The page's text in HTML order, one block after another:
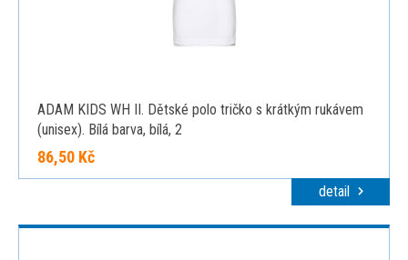
ADAM KIDS WH II. Dětské polo tričko s krátkým rukávem
(unisex). Bílá barva, bílá, 2
86,50 Kč
detail